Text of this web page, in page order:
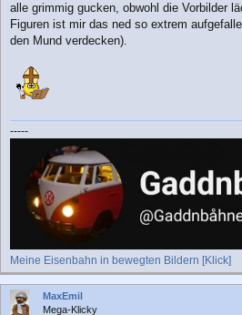
r
a
g
alle grimmig gucken, obwohl die Vorbilder
Figuren ist mir das ned so extrem
den Mund verdecken).
-----
Meine Eisenbahn in bewegten Bildern [Klick]
MaxEmil
Mega-Klicky